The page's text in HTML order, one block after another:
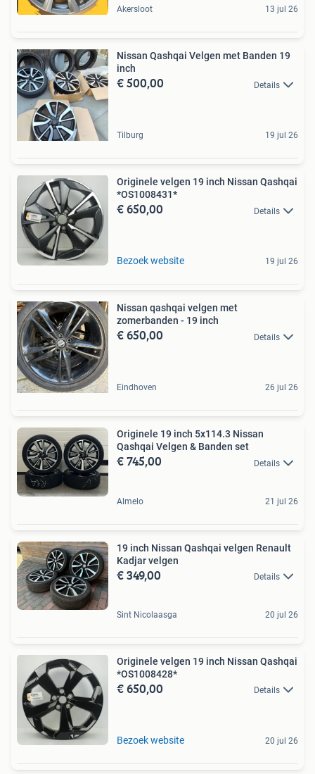
Akersloot 13 jul 26
Nissan Qashqai Velgen met Banden 19
inch
€ 500,00 Details
Tilburg 19 jul 26
Originele velgen 19 inch Nissan Qashqai
*OS1008431*
€ 650,00 Details
Bezoek website 19 jul 26
Nissan qashqai velgen met
zomerbanden - 19 inch
€ 650,00 Details
Eindhoven 26 jul 26
Originele 19 inch 5x114.3 Nissan
Qashqai Velgen & Banden set
€ 745,00 Details
Almelo 21 jul 26
19 inch Nissan Qashqai velgen Renault
Kadjar velgen
€ 349,00 Details
Sint Nicolaasga 20 jul 26
Originele velgen 19 inch Nissan Qashqai
*OS1008428*
€ 650,00 Details
Bezoek website 20 jul 26